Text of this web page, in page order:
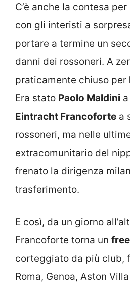
C’è anche la contesa per
con gli interisti a
portare a termine un
danni dei rossoneri. A
praticamente chiuso per
Era stato Paolo Maldini
Eintracht Francoforte a
rossoneri, ma nelle
extracomunitario del
frenato la dirigenza
trasferimento.
E così, da un giorno
Francoforte torna un
corteggiato da più club,
Roma, Genoa, Aston